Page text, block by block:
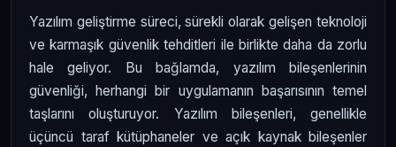
Yazılım geliştirme süreci, sürekli olarak gelişen teknoloji
ve karmaşık güvenlik tehditleri ile birlikte daha da zorlu
hale geliyor. Bu bağlamda, yazılım bileşenlerinin
güvenliği, herhangi bir uygulamanın başarısının temel
taşlarını oluşturuyor. Yazılım bileşenleri, genellikle
üçüncü taraf kütüphaneler ve açık kaynak bileşenler